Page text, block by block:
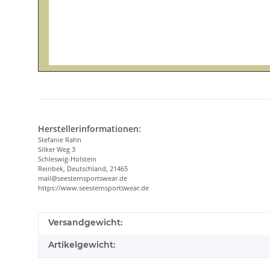
Herstellerinformationen:
Stefanie Rahn
Silker Weg 3
Schleswig-Holstein
Reinbek, Deutschland, 21465
mail@seesternsportswear.de
https://www.seesternsportswear.de
Versandgewicht:
Artikelgewicht: